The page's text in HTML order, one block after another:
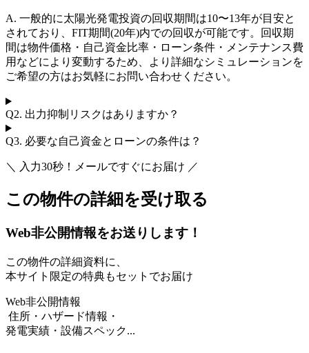
A. 一般的に太陽光発電投資の回収期間は10〜13年が目安と
されており、FIT期間(20年)内での回収が可能です。回収期
間は物件価格・自己資金比率・ローン条件・メンテナンス費
用などにより変動するため、より詳細なシミュレーションを
ご希望の方はお気軽にお問い合わせください。
Q2. 出力抑制リスクはありますか？
Q3. 必要な自己資金とローンの条件は？
＼ 入力30秒！メールですぐにお届け ／
この物件の詳細を受け取る
Web非公開情報をお送りします！
この物件の詳細資料に、
本サイト限定の特典もセットでお届け
Web非公開情報
住所・ハザード情報・
発電実績・設備スペック...